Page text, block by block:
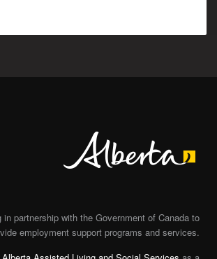
partnership with the Government of Canada to
employment support programs and services.